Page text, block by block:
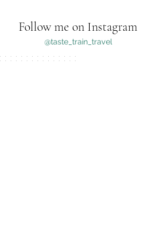
Follow me on Instagram
@taste_train_travel